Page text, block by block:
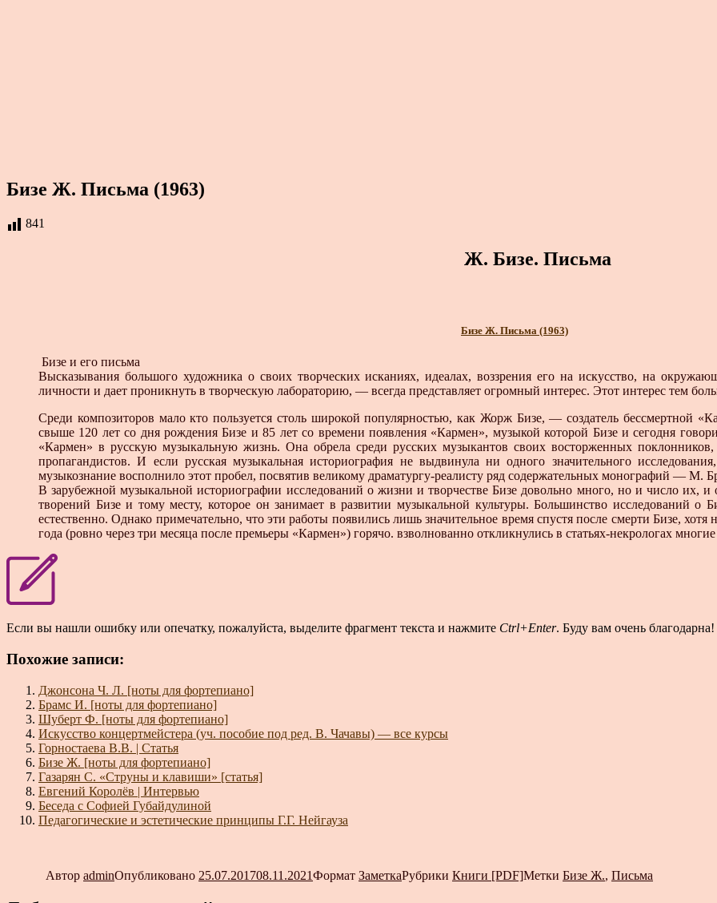
Бизе Ж. Письма (1963)
841
Ж. Бизе. Письма
Бизе Ж. Письма (1963)
Бизе и его письма
Высказывания большого художника о своих творческих исканиях, идеалах, воззрения его на искусство, на
личности и дает проникнуть в творческую лабораторию, — всегда представляет огромный интерес. Этот интерес тем
Среди композиторов мало кто пользуется столь широкой популярностью, как Жорж Бизе, — создатель бессмертной
свыше 120 лет со дня рождения Бизе и 85 лет со времени появления «Кармен», музыкой которой Бизе и сегодня
«Кармен» в русскую музыкальную жизнь. Она обрела среди русских музыкантов своих восторженных
пропагандистов. И если русская музыкальная историография не выдвинула ни одного значительного
музыкознание восполнило этот пробел, посвятив великому драматургу-реалисту ряд содержательных монографий —
В зарубежной музыкальной историографии исследований о жизни и творчестве Бизе довольно много, но и число их, и
творений Бизе и тому месту, которое он занимает в развитии музыкальной культуры. Большинство исследований о
естественно. Однако примечательно, что эти работы появились лишь значительное время спустя после смерти Бизе,
года (ровно через три месяца после премьеры «Кармен») горячо. взволнованно откликнулись в статьях-некрологах
Если вы нашли ошибку или опечатку, пожалуйста, выделите фрагмент текста и нажмите Ctrl+Enter. Буду вам очень благодарна!
Похожие записи:
Джонсона Ч. Л. [ноты для фортепиано]
Брамс И. [ноты для фортепиано]
Шуберт Ф. [ноты для фортепиано]
Искусство концертмейстера (уч. пособие под ред. В. Чачавы) — все курсы
Горностаева В.В. | Статья
Бизе Ж. [ноты для фортепиано]
Газарян С. «Струны и клавиши» [статья]
Евгений Королёв | Интервью
Беседа с Софией Губайдулиной
Педагогические и эстетические принципы Г.Г. Нейгауза
Автор adminОпубликовано 25.07.201708.11.2021Формат ЗаметкаРубрики Книги [PDF]Метки Бизе Ж., Письма